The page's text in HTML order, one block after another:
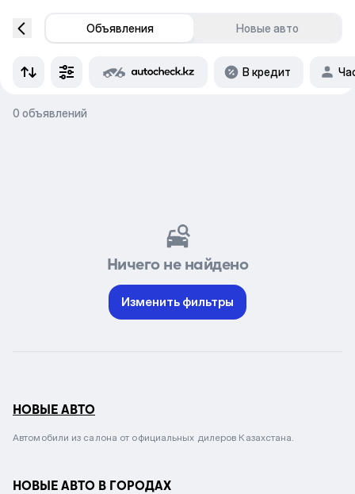
Объявления Новые авто
В кредит
0 объявлений
Ничего не найдено
Изменить фильтры
НОВЫЕ АВТО
Автомобили из салона от официальных дилеров Казахстана.
НОВЫЕ АВТО В ГОРОДАХ